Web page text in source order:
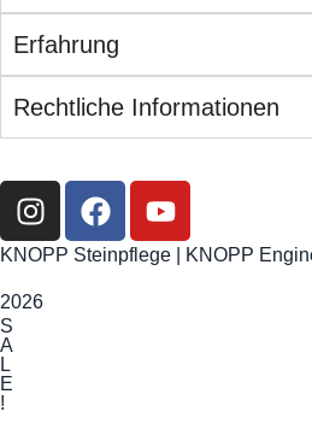
Erfahrung
Rechtliche Informationen
KNOPP Steinpflege | KNOPP
2026
S
A
L
E
!